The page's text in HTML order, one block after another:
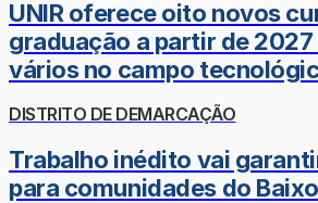
UNIR oferece oito novos
graduação a partir de 2027
vários no campo
DISTRITO DE DEMARCAÇÃO
Trabalho inédito vai
para comunidades do